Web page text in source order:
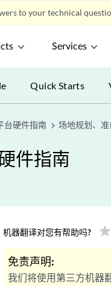
to your technical
Services
Quick Starts
台硬件指南 场地规划、
件指南
机器翻译对您有帮助吗? star
免责声明:
我们将使用第三方机器